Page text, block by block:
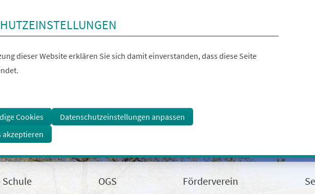
dieser Website erklären Sie sich damit einverstanden, dass diese Seite
Cookies
Datenschutzeinstellungen anpassen
akzeptieren
Schule OGS Förderverein